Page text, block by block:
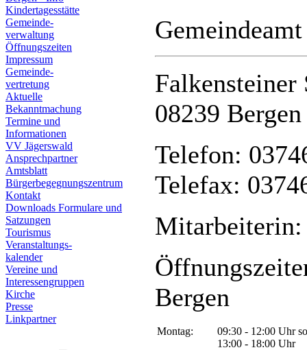
Kindertagesstätte
Gemeinde-
verwaltung
Öffnungszeiten
Impressum
Gemeinde-
vertretung
Aktuelle
Bekanntmachung
Termine und
Informationen
VV Jägerswald
Ansprechpartner
Amtsblatt
Bürgerbegegnungszentrum
Kontakt
Downloads Formulare und
Satzungen
Tourismus
Veranstaltungs-
kalender
Vereine und
Interessen­gruppen
Kirche
Presse
Linkpartner
Falkensteiner
08239 Bergen
Telefon:
Telefax:
Mitarbeiterin:
Bergen
Montag:
09:30 - 12:00 Uhr
13:00 - 18:00 Uhr